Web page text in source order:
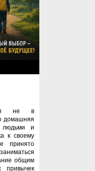
не в
домашняя
людьми и
к своему
принято
общим
привычек